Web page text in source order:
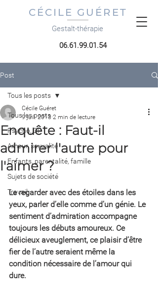
CÉCILE GUÉRET
Gestalt-thérapie
06.61.99.01.54
Post
Tous les posts
Psycho, DP
Amour, sexualité
Enfants, parentalité, famille
Sujets de société
Travail
Tous les posts
Enquête : Faut-il
admirer l'autre pour
l'aimer ?
Cécile Guéret
9 juil. 2013 2 min de lecture
Le regarder avec des étoiles dans les
yeux, parler d’elle comme d’un génie. Le
sentiment d’admiration accompagne
toujours les débuts amoureux. Ce
délicieux aveuglement, ce plaisir d’être
fier de l’autre seraient même la
condition nécessaire de l’amour qui
dure.